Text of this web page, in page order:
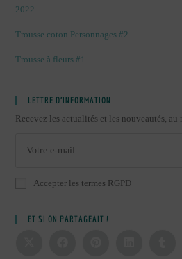
2022.
Trousse coton Personnages #2
Trousse à fleurs #1
LETTRE D’INFORMATION
Recevez les actualités et les nouveautés,
Accepter les termes RGPD
ET SI ON PARTAGEAIT !